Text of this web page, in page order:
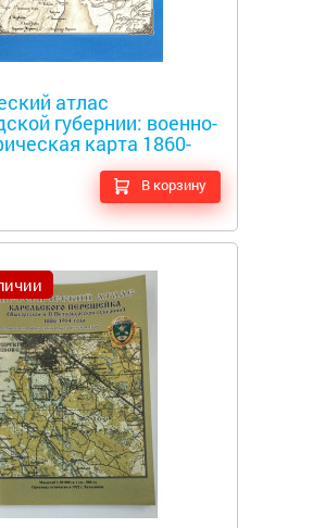
атлас
губернии: военно-
карта 1860-
В корзину